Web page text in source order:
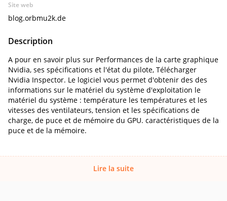
Site web
blog.orbmu2k.de
Description
A pour en savoir plus sur Performances de la carte graphique
Nvidia, ses spécifications et l'état du pilote, Télécharger
Nvidia Inspector. Le logiciel vous permet d'obtenir des des
informations sur le matériel du système d'exploitation le
matériel du système : température les températures et les
vitesses des ventilateurs, tension et les spécifications de
charge, de puce et de mémoire du GPU. caractéristiques de la
puce et de la mémoire.
Lire la suite